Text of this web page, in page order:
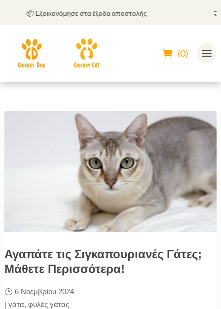
📦 Εξοικονόμησε στα έξοδα αποστολής
(0)
Αγαπάτε τις Σιγκαπουριανές Γάτες;
Μάθετε Περισσότερα!
6 Νοεμβρίου 2024
| γάτα, φυλές γάτας